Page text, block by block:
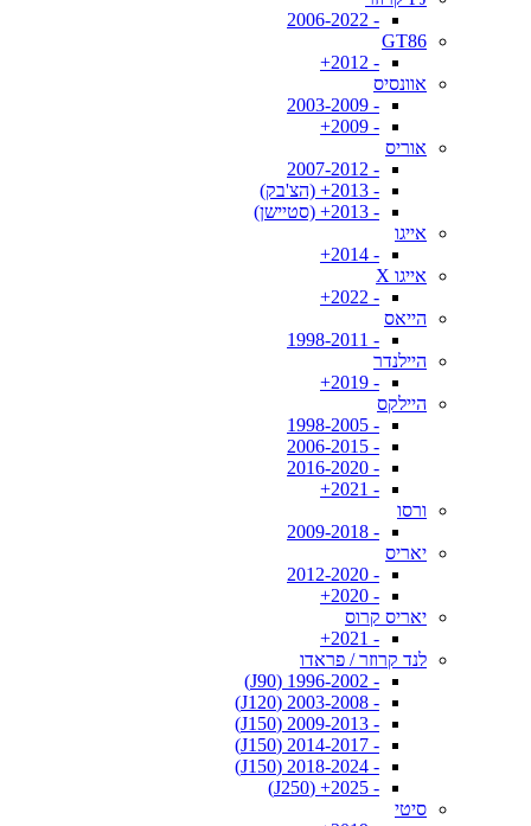
- 2006-2022
GT86
- 2012+
אוונסיס
- 2003-2009
- 2009+
אוריס
- 2007-2012
- 2013+ (הצ'בק)
- 2013+ (סטיישן)
אייגו
- 2014+
אייגו X
- 2022+
הייאס
- 1998-2011
היילנדר
- 2019+
היילקס
- 1998-2005
- 2006-2015
- 2016-2020
- 2021+
ורסו
- 2009-2018
יאריס
- 2012-2020
- 2020+
יאריס קרוס
- 2021+
לנד קרוזר / פראדו
- 1996-2002 (J90)
- 2003-2008 (J120)
- 2009-2013 (J150)
- 2014-2017 (J150)
- 2018-2024 (J150)
- 2025+ (J250)
סיטי